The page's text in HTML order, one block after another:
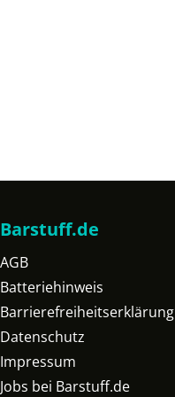
Barstuff.de
AGB
Batteriehinweis
Barrierefreiheitserklärung
Datenschutz
Impressum
Jobs bei Barstuff.de